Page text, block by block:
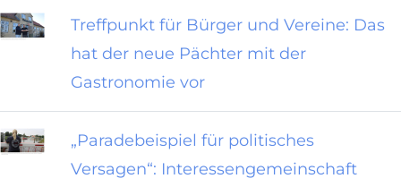
Treffpunkt für Bürger und Vereine: Das
hat der neue Pächter mit der
Gastronomie vor
„Paradebeispiel für politisches
Versagen“: Interessengemeinschaft